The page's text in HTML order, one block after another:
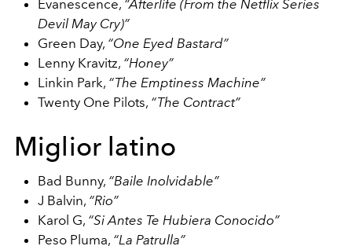
Evanescence, “Afterlife (From the Netflix Series
Devil May Cry)”
Green Day, “One Eyed Bastard”
Lenny Kravitz, “Honey”
Linkin Park, “The Emptiness Machine”
Twenty One Pilots, “The Contract”
Miglior latino
Bad Bunny, “Baile Inolvidable”
J Balvin, “Rio”
Karol G, “Si Antes Te Hubiera Conocido”
Peso Pluma, “La Patrulla”